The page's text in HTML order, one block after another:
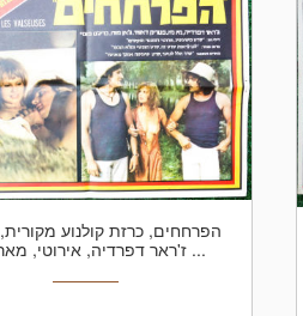
הפרחחים, כרזת קולנוע מקורית,
ז'ראר דפרדיה, אירוטי, מארכיון קולנוע ...